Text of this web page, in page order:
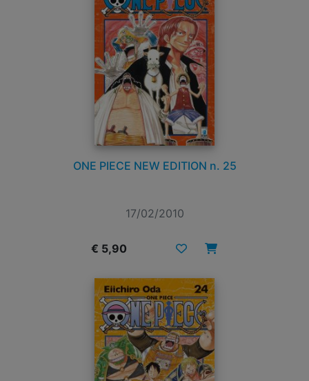
ONE PIECE NEW EDITION n. 25
17/02/2010
€ 5,90